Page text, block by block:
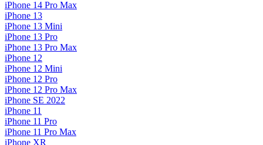
iPhone 14 Pro Max
iPhone 13
iPhone 13 Mini
iPhone 13 Pro
iPhone 13 Pro Max
iPhone 12
iPhone 12 Mini
iPhone 12 Pro
iPhone 12 Pro Max
iPhone SE 2022
iPhone 11
iPhone 11 Pro
iPhone 11 Pro Max
iPhone XR